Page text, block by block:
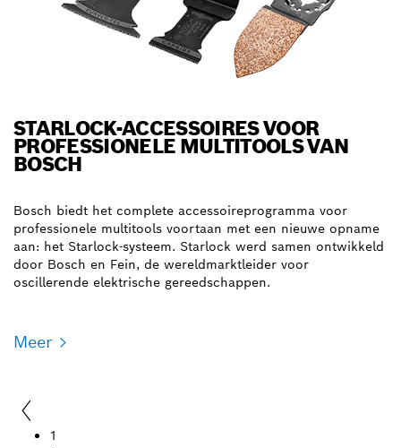
STARLOCK-ACCESSOIRES VOOR
PROFESSIONELE MULTITOOLS VAN
BOSCH
Bosch biedt het complete accessoireprogramma voor
professionele multitools voortaan met een nieuwe opname
aan: het Starlock-systeem. Starlock werd samen ontwikkeld
door Bosch en Fein, de wereldmarktleider voor
oscillerende elektrische gereedschappen.
Meer
1